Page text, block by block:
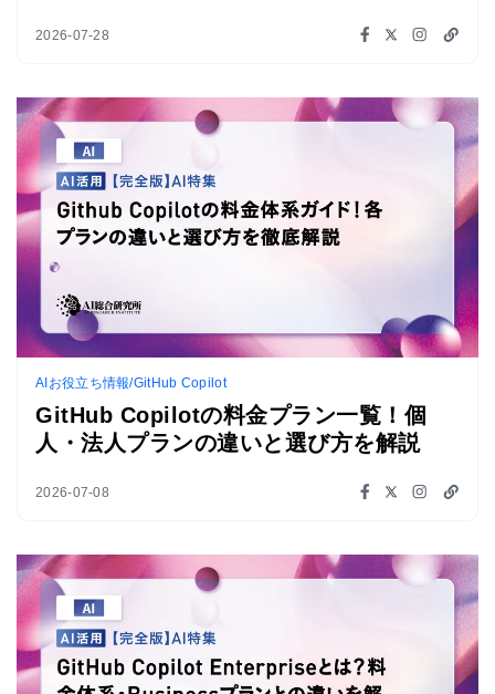
2026-07-28
AIお役立ち情報/GitHub Copilot
GitHub Copilotの料金プラン一覧！個
人・法人プランの違いと選び方を解説
2026-07-08